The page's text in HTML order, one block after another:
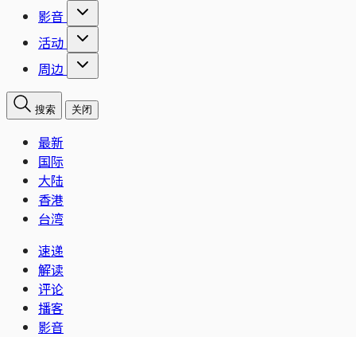
影音
活动
周边
搜索 关闭
最新
国际
大陆
香港
台湾
速递
解读
评论
播客
影音